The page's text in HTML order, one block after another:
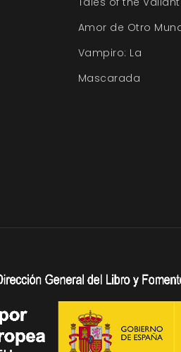
Amor de Otro
Vampiro: La
Mascarada